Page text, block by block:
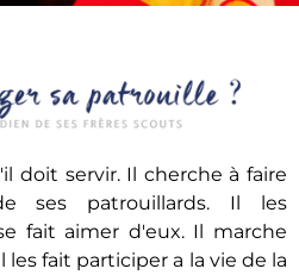
servir. Il cherche à faire
ses patrouillards. Il les
fait aimer d'eux. Il marche
fait participer a la vie de la